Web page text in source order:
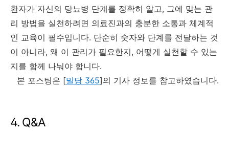
환자가 자신의 당뇨병 단계를 정확히 알고, 그에 맞는 관
리 방법을 실천하려면 의료진과의 충분한 소통과 체계적
인 교육이 필수입니다. 단순히 숫자와 단계를 전달하는 것
이 아니라, 왜 이 관리가 필요한지, 어떻게 실천할 수 있는
지를 함께 나눠야 합니다.
본 포스팅은 [밀당 365]의 기사 정보를 참고하였습니다.
4. Q&A